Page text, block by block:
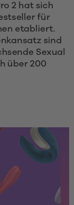
2 hat sich
für
etabliert.
sind
Sexual
über 200